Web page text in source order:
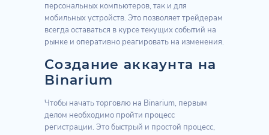
персональных компьютеров, так и для
мобильных устройств. Это позволяет трейдерам
всегда оставаться в курсе текущих событий на
рынке и оперативно реагировать на изменения.
Создание аккаунта на
Binarium
Чтобы начать торговлю на Binarium, первым
делом необходимо пройти процесс
регистрации. Это быстрый и простой процесс,